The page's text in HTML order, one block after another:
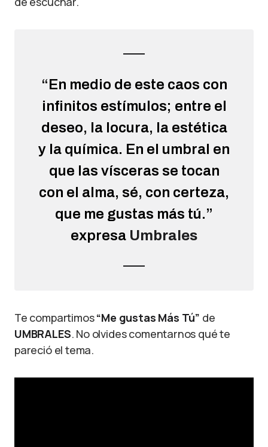
“En medio de este caos con
infinitos estímulos; entre el
deseo, la locura, la estética
y la química. En el umbral en
que las vísceras se tocan
con el alma, sé, con certeza,
que me gustas más tú.”
expresa Umbrales
Te compartimos“Me gustas Más Tú” de
UMBRALES. No olvides comentarnos qué te
pareció el tema.